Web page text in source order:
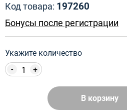
Код товара: 197260
Бонусы после регистрации
Укажите количество
+
-
В корзину